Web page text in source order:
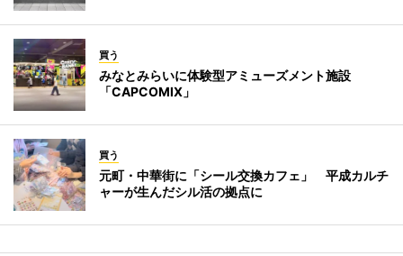
買う
みなとみらいに体験型アミューズメント施設
「CAPCOMIX」
買う
元町・中華街に「シール交換カフェ」 平成カルチ
ャーが生んだシル活の拠点に